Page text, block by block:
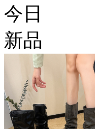
今日
新品